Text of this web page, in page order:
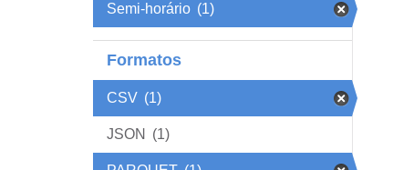
Semi-horário (1)
Formatos
CSV (1)
JSON (1)